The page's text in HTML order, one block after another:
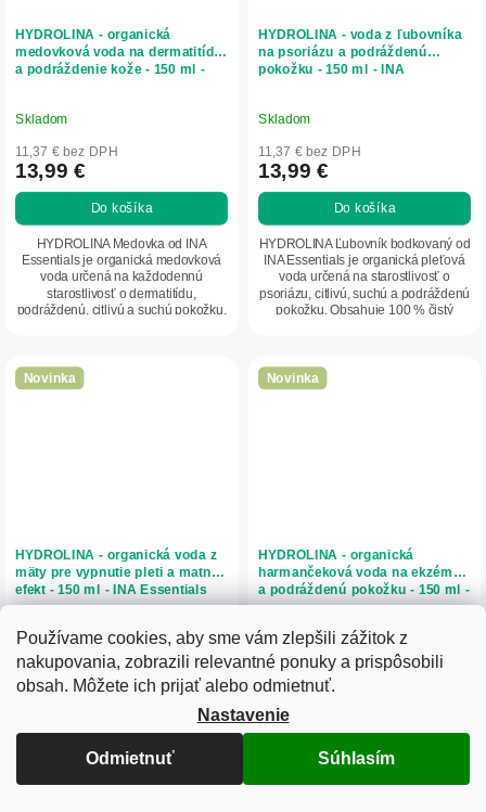
Používame cookies, aby sme vám zlepšili zážitok z
nakupovania, zobrazili relevantné ponuky a prispôsobili
obsah. Môžete ich prijať alebo odmietnuť.
Nastavenie
Odmietnuť Súhlasím
HYDROLINA - organická
medovková voda na dermatitídu
a podráždenie kože - 150 ml -
Skladom
11,37 € bez DPH
13,99 €
Do košíka
HYDROLINA Medovka od INA
Essentials je organická medovková
voda určená na každodennú
starostlivosť o dermatitídu,
podráždenú, citlivú a suchú pokožku.
HYDROLINA - voda z ľubovníka
na psoriázu a podráždenú
pokožku - 150 ml - INA
Skladom
11,37 € bez DPH
13,99 €
Do košíka
HYDROLINA Ľubovník bodkovaný od
INA Essentials je organická pleťová
voda určená na starostlivosť o
psoriázu, citlivú, suchú a podráždenú
pokožku. Obsahuje 100 % čistý
Novinka
HYDROLINA - organická voda z
mäty pre vypnutie pleti a matný
efekt - 150 ml - INA Essentials
Skladom
11,37 € bez DPH
13,99 €
HYDROLINA Mäta od INA Essentials
je organická mätová voda určená na
Novinka
HYDROLINA - organická
harmančeková voda na ekzémy
a podráždenú pokožku - 150 ml -
INA Essentials
Skladom
11,37 € bez DPH
13,99 €
HYDROLINA Harmanček od INA